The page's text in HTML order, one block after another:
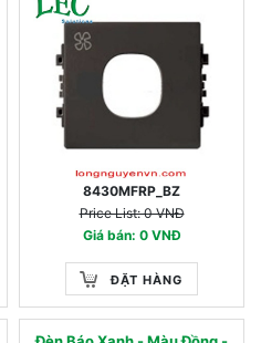
8430MFRP_BZ
Price List: 0 VNĐ
Giá bán: 0 VNĐ
ĐẶT HÀNG